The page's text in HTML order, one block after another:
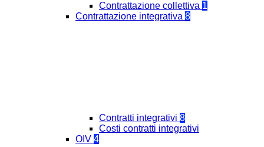
Contrattazione collettiva 1
Contrattazione integrativa 8
Contratti integrativi 8
Costi contratti integrativi
OIV 4